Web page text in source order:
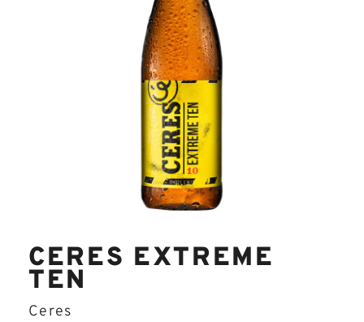
CERES EXTREME
TEN
Ceres